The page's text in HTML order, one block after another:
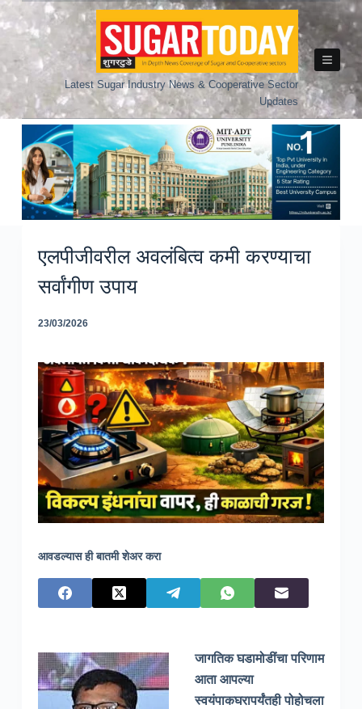
Skip
to
Latest Sugar Industry News & Cooperative Sector
Updates
एलपीजीवरील अवलंबित्व कमी करण्याचा
सर्वांगीण उपाय
23/03/2026
आवडल्यास ही बातमी शेअर करा
जागतिक घडामोडींचा परिणाम
आता आपल्या
स्वयंपाकघरापर्यंतही पोहोचला